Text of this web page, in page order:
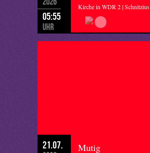
05:55
Uhr
Kirche in WDR 2 | Schnitzius
21.07. Mutig